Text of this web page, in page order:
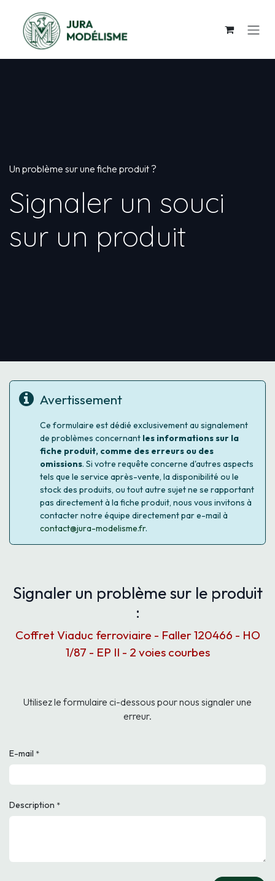
Un problème sur une fiche produit ?
Signaler un souci
sur un produit
Avertissement
Ce formulaire est dédié exclusivement au signalement
de problèmes concernant les informations sur la
fiche produit, comme des erreurs ou des
omissions. Si votre requête concerne d'autres aspects
tels que le service après-vente, la disponibilité ou le
stock des produits, ou tout autre sujet ne se rapportant
pas directement à la fiche produit, nous vous invitons à
contacter notre équipe directement par e-mail à
contact@jura-modelisme.fr.
Signaler un problème sur le produit
:
Coffret Viaduc ferroviaire - Faller 120466 - HO
1/87 - EP II - 2 voies courbes
Utilisez le formulaire ci-dessous pour nous signaler une
erreur.
E-mail *
Description *